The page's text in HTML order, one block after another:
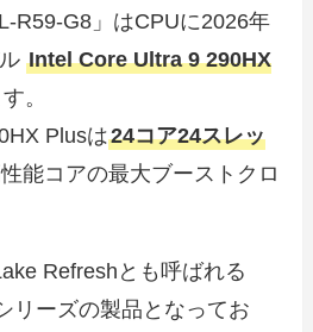
R59-G8」はCPUに2026年
ルIntel Core Ultra 9 290HX
。
Plusは24コア24スレッ
能コアの最大ブーストクロ
Refreshとも呼ばれる
リーズの製品となってお